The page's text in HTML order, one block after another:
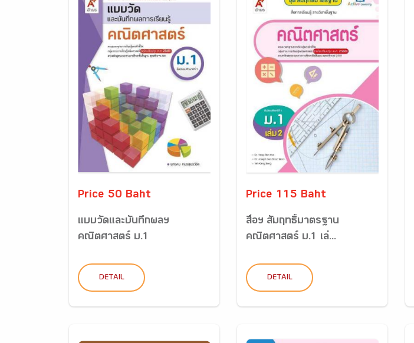
Price 50 Baht
แบบวัดและบันทึกผลฯ
คณิตศาสตร์ ม.1
DETAIL
Price 115 Baht
สื่อฯ สัมฤทธิ์มาตรฐาน
คณิตศาสตร์ ม.1 เล่...
DETAIL